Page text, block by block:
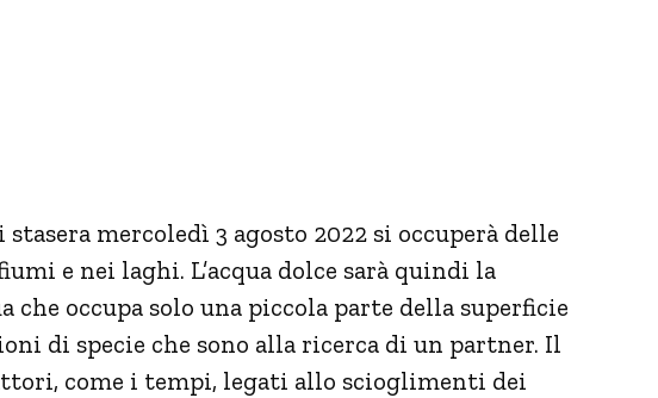
stasera mercoledì 3 agosto 2022 si occuperà delle
e nei laghi. L’acqua dolce sarà quindi la
che occupa solo una piccola parte della superficie
di specie che sono alla ricerca di un partner. Il
come i tempi, legati allo scioglimenti dei